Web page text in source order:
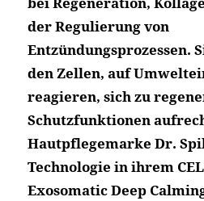
der Regulierung von
Entzündungsprozessen.
den Zellen, auf
reagieren, sich zu
Schutzfunktionen
Hautpflegemarke Dr.
Technologie in ihrem
Exosomatic Deep